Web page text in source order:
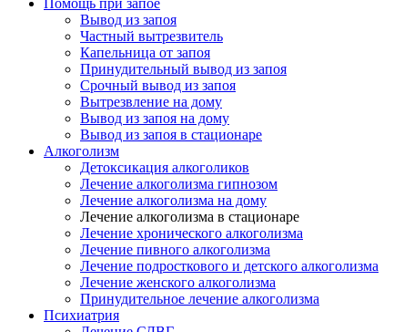
Помощь при запое
Вывод из запоя
Частный вытрезвитель
Капельница от запоя
Принудительный вывод из запоя
Срочный вывод из запоя
Вытрезвление на дому
Вывод из запоя на дому
Вывод из запоя в стационаре
Алкоголизм
Детоксикация алкоголиков
Лечение алкоголизма гипнозом
Лечение алкоголизма на дому
Лечение алкоголизма в стационаре
Лечение хронического алкоголизма
Лечение пивного алкоголизма
Лечение подросткового и детского алкоголизма
Лечение женского алкоголизма
Принудительное лечение алкоголизма
Психиатрия